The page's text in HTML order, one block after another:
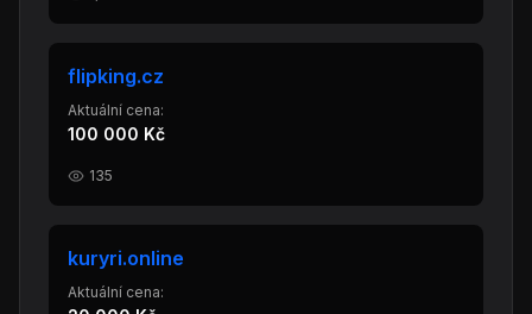
flipking.cz
Aktuální cena:
100 000 Kč
135
kuryri.online
Aktuální cena: